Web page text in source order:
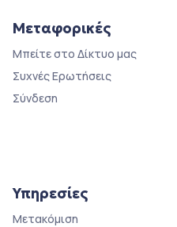
Μεταφορικές
Μπείτε στο Δίκτυο μας
Συχνές Ερωτήσεις
Σύνδεση
Υπηρεσίες
Μετακόμιση